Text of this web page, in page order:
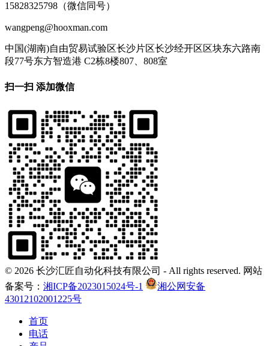
15828325798（微信同号）
wangpeng@hooxman.com
中国(湖南)自由贸易试验区长沙片区长沙经开区区块东六路南
段77号东方智造港 C2栋8楼807、808室
扫一扫 添加微信
© 2026 长沙汇匠自动化科技有限公司 - All rights reserved. 网站
备案号： 湘ICP备2023015024号-1
湘公网安备
43012102001225号
首页
电话